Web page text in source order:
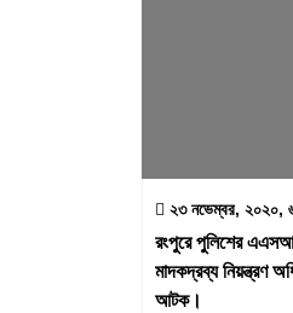
২৩ নভেম্বর, ২০২০,
রংপুরে পুলিশের
মাদকদ্রব্য নিয়ন্ত্রণ
আটক।